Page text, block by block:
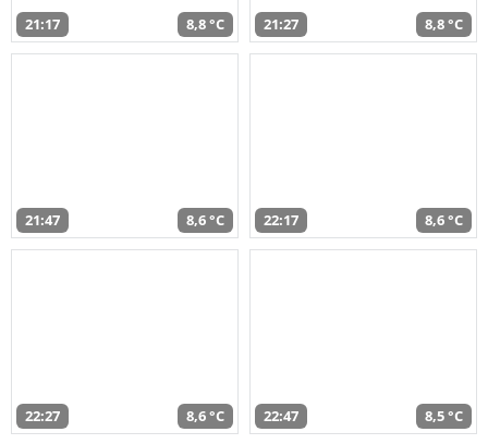
21:17 8,8 °C 21:27 8,8 °C
21:47 8,6 °C 22:17 8,6 °C
22:27 8,6 °C 22:47 8,5 °C